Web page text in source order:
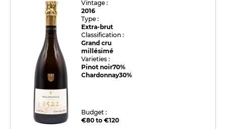
Vintage :
2016
Type :
Extra-brut
Classification :
Grand cru
millésimé
Varieties :
Pinot noir70%
Chardonnay30%
Budget :
€80 to €120